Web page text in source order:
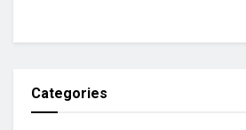
Categories